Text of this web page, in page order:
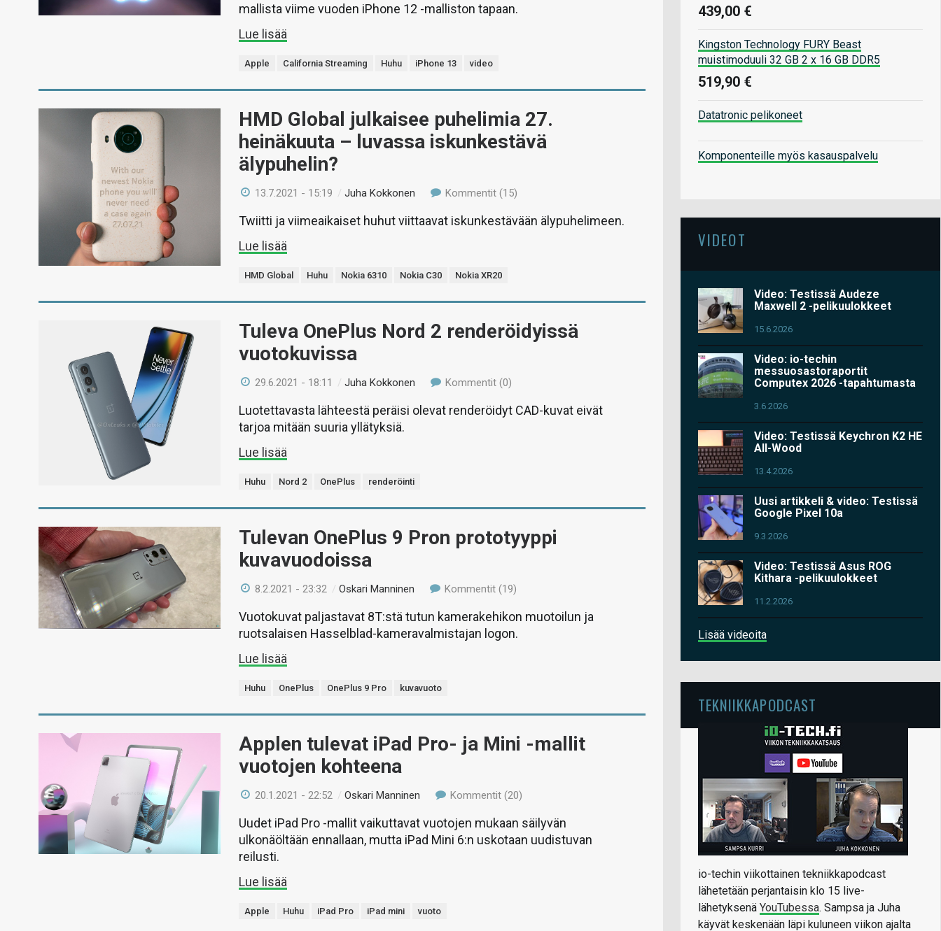
mallista viime vuoden iPhone 12 -malliston tapaan.
Lue lisää
Apple California Streaming Huhu iPhone 13 video
HMD Global julkaisee puhelimia 27.
heinäkuuta – luvassa iskunkestävä
älypuhelin?
13.7.2021 - 15:19 /Juha Kokkonen Kommentit (15)
Twiitti ja viimeaikaiset huhut viittaavat iskunkestävään älypuhelimeen.
Lue lisää
HMD Global Huhu Nokia 6310 Nokia C30 Nokia XR20
Tuleva OnePlus Nord 2 renderöidyissä
vuotokuvissa
29.6.2021 - 18:11 /Juha Kokkonen Kommentit (0)
Luotettavasta lähteestä peräisi olevat renderöidyt CAD-kuvat eivät
tarjoa mitään suuria yllätyksiä.
Lue lisää
Huhu Nord 2 OnePlus renderöinti
Tulevan OnePlus 9 Pron prototyyppi
kuvavuodoissa
8.2.2021 - 23:32 /Oskari Manninen Kommentit (19)
Vuotokuvat paljastavat 8T:stä tutun kamerakehikon muotoilun ja
ruotsalaisen Hasselblad-kameravalmistajan logon.
Lue lisää
Huhu OnePlus OnePlus 9 Pro kuvavuoto
Applen tulevat iPad Pro- ja Mini -mallit
vuotojen kohteena
20.1.2021 - 22:52 /Oskari Manninen Kommentit (20)
Uudet iPad Pro -mallit vaikuttavat vuotojen mukaan säilyvän
ulkonäöltään ennallaan, mutta iPad Mini 6:n uskotaan uudistuvan
reilusti.
Lue lisää
Apple Huhu iPad Pro iPad mini vuoto
439,00 €
Kingston Technology FURY Beast
muistimoduuli 32 GB 2 x 16 GB DDR5
519,90 €
Datatronic pelikoneet
Komponenteille myös kasauspalvelu
VIDEOT
Video: Testissä Audeze
Maxwell 2 -pelikuulokkeet
15.6.2026
Video: io-techin
messuosastoraportit
Computex 2026 -tapahtumasta
3.6.2026
Video: Testissä Keychron K2 HE
All-Wood
13.4.2026
Uusi artikkeli & video: Testissä
Google Pixel 10a
9.3.2026
Video: Testissä Asus ROG
Kithara -pelikuulokkeet
11.2.2026
Lisää videoita
TEKNIIKKAPODCAST
io-techin viikottainen tekniikkapodcast
lähetetään perjantaisin klo 15 live-
lähetyksenä YouTubessa. Sampsa ja Juha
käyvät keskenään läpi kuluneen viikon ajalta